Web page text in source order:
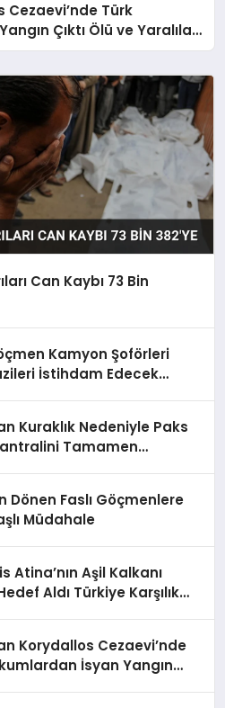
Türk
Çıktı Ölü ve Yaralılar
Can Kaybı 73 Bin
Kamyon Şoförleri
İstihdam Edecek
Kuraklık Nedeniyle Paks
Tamamen
Dönen Faslı Göçmenlere
Müdahale
Atina’nın Aşil Kalkanı
Aldı Türkiye Karşılık
Korydallos Cezaevi’nde
İsyan Yangın